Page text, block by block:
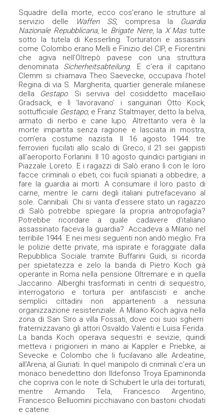
Squadre della morte, ecco cos’erano le strutture al
servizio delle
Waffen SS, compresa la
Guardia
Nazionale Repubblicana, le Brigate Nere, la X Mas tutte
sotto la tutela di Kesserling. Torturatori e assassini
come Colombo erano Melli e Finizio del CIP, e Fiorentini
che agiva nell’Oltrepò pavese con una struttura
denominata Sicherheitsabteilung. E c’era il capitano
Clemm si chiamava Theo Saevecke, occupava l’hotel
Regina di via S. Margherita, quartier generale milanese
della
Gestapo. Si serviva del cosiddetto macellaio
Gradsack, e lì ‘lavoravano’ i sanguinari Otto Kock,
sottufficiale Gestapo, e Franz Staltmayer, detto la belva,
armato di nerbo e cane lupo. Altrettanto vera è la
morte impartita senza ragione e lasciata in mostra,
com’era costume nazista. Il 16 agosto 1944: tre
ferrovieri fucilati allo scalo di Greco, il 21 sei gappisti
all’aeroporto Forlanini. Il 10 agosto quindici partigiani in
Piazzale Loreto. E i ragazzi di Salò erano lì con le loro
facce criminali o ebeti, coi fucili spianati a obbedire, a
fare la guardia ai morti. A consumare il loro pasto di
carne, mentre le carni degli italiani putrefacevano al
sole. Cannibali. Chi si vanta d’essere stato un ragazzo
di Salò potrebbe spiegare la propria antropofagìa?
Potrebbe ricordare a quale cadavere d’italiano
assassinato faceva la guardia? Accadeva a Milano nel
terribile 1944. E nei mesi seguenti non andò meglio. Fra
le polizie dette private, ma ispirate e foraggiate dalla
Repubblica Sociale tramite Buffarini Guidi, si ricorda
per spietatezza e zelo la banda di Pietro Koch già
operante in Roma nella pensione Oltremare e in quella
Jaccarino. Alberghi trasformati in centri di sequestro,
interrogatorio e tortura per antifascisti e anche
semplici cittadini non appartenenti a nessuna
organizzazione resistenziale. A Milano Koch agiva nella
zona di San Siro a villa Fossati, dove coi suoi sgherri
fraternizzavano gli attori Osvaldo Valenti e Luisa Ferida.
La banda Koch operava sequestri e sevizie, quindi
metteva i prigionieri in mano ai Kappler e Priebke, ai
Sevecke e Colombo che li fucilavano alle Ardeatine,
all’Arena, al Giuriati. In quel manipolo di criminali c’era un
monaco benedettino don Ildefonso Troya Epaminonda
che copriva con le note di Schubert le urla dei torturati,
mentre Armando Tela, Francesco Argentino,
Francesco Belluomini picchiavano con bastoni chiodati
e catene.